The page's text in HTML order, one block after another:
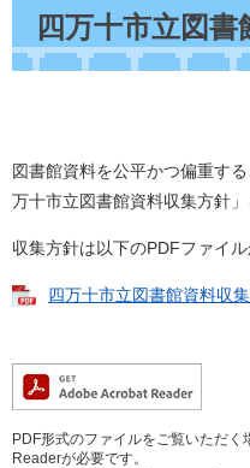
四万十市立図
図書館資料を公平かつ偏重す
万十市立図書館資料収集方針」
収集方針は以下のPDFファイル
四万十市立図書館資料収
PDF形式のファイルをご覧いただ
Readerが必要です。